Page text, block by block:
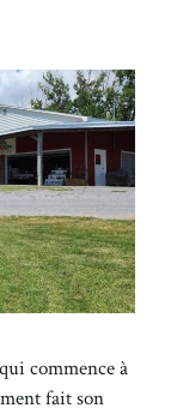
commence à
fait son